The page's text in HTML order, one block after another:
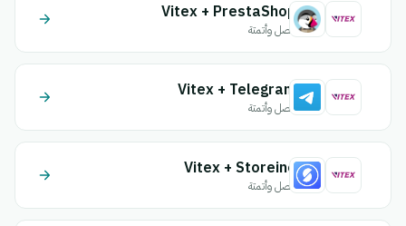
Vitex + PrestaShop
اتصل وأتمتة
Vitex + Telegram
اتصل وأتمتة
Vitex + Storeino
اتصل وأتمتة